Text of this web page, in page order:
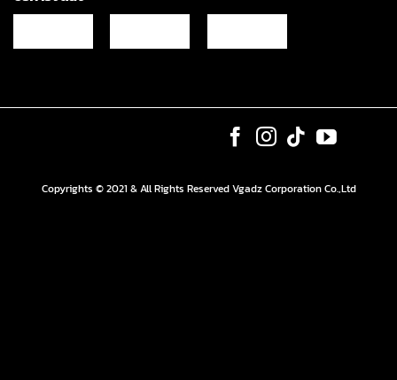
Copyrights © 2021 & All Rights Reserved Vgadz Corporation Co.,Ltd